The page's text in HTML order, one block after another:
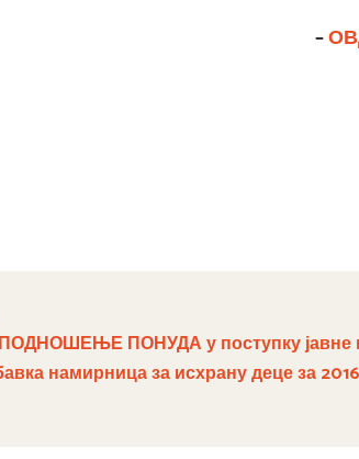
–
ПОНУДА у поступку јавне
намирница за исхрану деце за